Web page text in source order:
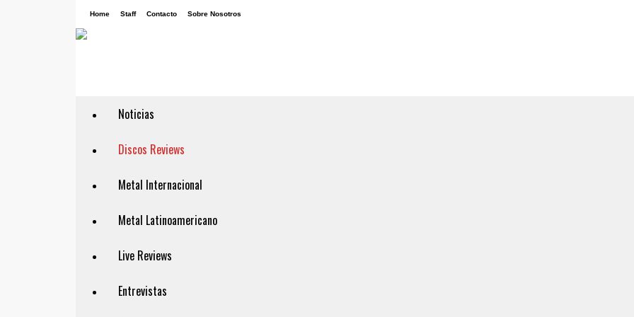
Home Staff Contacto Sobre Nosotros
Noticias
Discos Reviews
Metal Internacional
Metal Latinoamericano
Live Reviews
Entrevistas